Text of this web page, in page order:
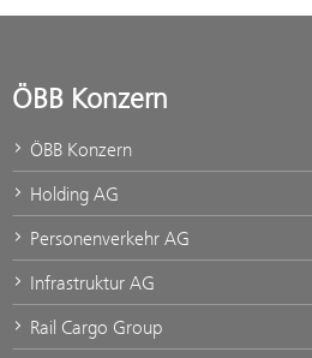
ÖBB Konzern
ÖBB Konzern
Holding AG
Personenverkehr AG
Infrastruktur AG
Rail Cargo Group